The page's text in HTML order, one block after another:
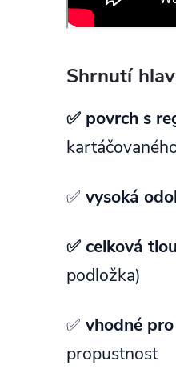
Shrnutí
✅ povrch s
✅ vysoká
✅ celková
podložka)
✅ vhodné
propustnost